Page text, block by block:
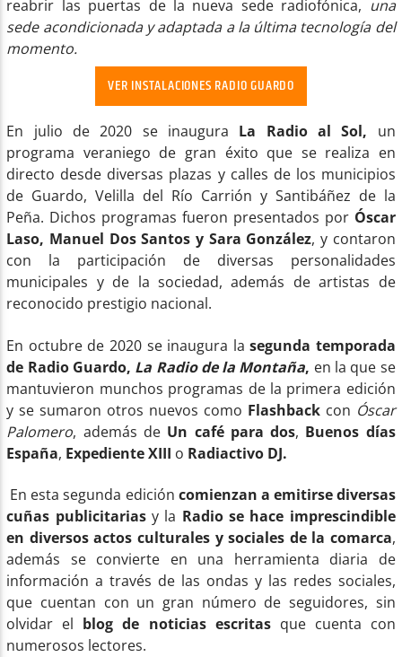
reabrir las puertas de la nueva sede radiofónica, una
sede acondicionada y adaptada a la última tecnología del
momento.
VER INSTALACIONES RADIO GUARDO
En julio de 2020 se inaugura La Radio al Sol, un
programa veraniego de gran éxito que se realiza en
directo desde diversas plazas y calles de los municipios
de Guardo, Velilla del Río Carrión y Santibáñez de la
Peña. Dichos programas fueron presentados por Óscar
Laso, Manuel Dos Santos y Sara González, y contaron
con la participación de diversas personalidades
municipales y de la sociedad, además de artistas de
reconocido prestigio nacional.
En octubre de 2020 se inaugura lasegunda temporada
de Radio Guardo, La Radio de la Montaña, en la que se
mantuvieron munchos programas de la primera edición
y se sumaron otros nuevos como Flashbackcon Óscar
Palomero, además de Un café para dos, Buenos días
España, Expediente XIII o Radiactivo DJ.
En esta segunda edición comienzan a emitirse diversas
cuñas publicitariasy la Radio se hace imprescindible
en diversos actos culturales y sociales de la comarca,
además se convierte en una herramienta diaria de
información a través de las ondas y las redes sociales,
que cuentan con un gran número de seguidores, sin
olvidar el blog de noticias escritasque cuenta con
numerosos lectores.